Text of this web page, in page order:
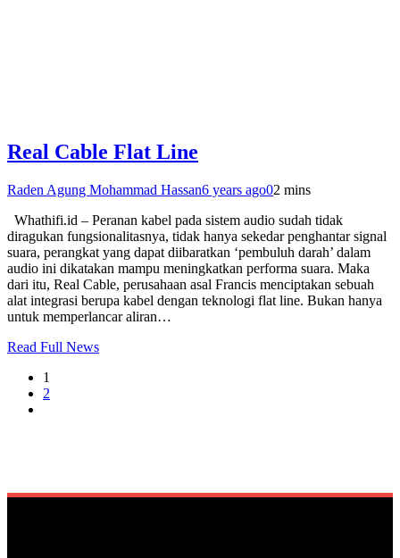
Real Cable Flat Line
Raden Agung Mohammad Hassan6 years ago02 mins
Whathifi.id – Peranan kabel pada sistem audio sudah tidak
diragukan fungsionalitasnya, tidak hanya sekedar penghantar signal
suara, perangkat yang dapat diibaratkan ‘pembuluh darah’ dalam
audio ini dikatakan mampu meningkatkan performa suara. Maka
dari itu, Real Cable, perusahaan asal Francis menciptakan sebuah
alat integrasi berupa kabel dengan teknologi flat line. Bukan hanya
untuk memperlancar aliran…
Read Full News
1
2